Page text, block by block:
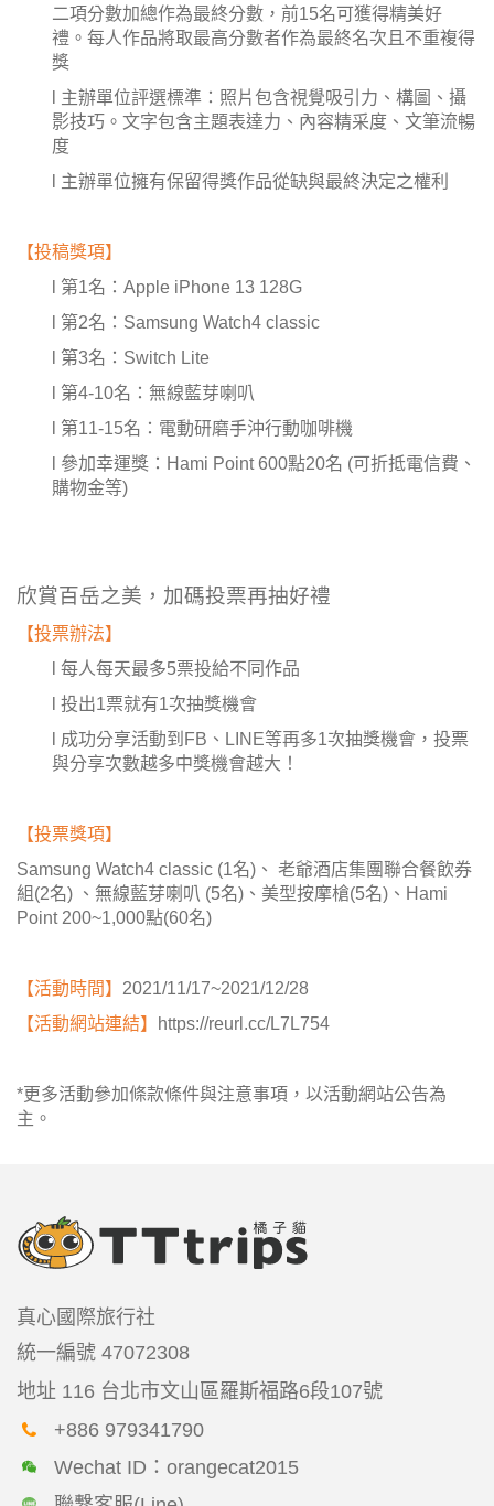
二項分數加總作為最終分數，前15名可獲得精美好
禮。每人作品將取最高分數者作為最終名次且不重複得
獎
l 主辦單位評選標準：照片包含視覺吸引力、構圖、攝
影技巧。文字包含主題表達力、內容精采度、文筆流暢
度
l 主辦單位擁有保留得獎作品從缺與最終決定之權利
【投稿獎項】
l 第1名：Apple iPhone 13 128G
l 第2名：Samsung Watch4 classic
l 第3名：Switch Lite
l 第4-10名：無線藍芽喇叭
l 第11-15名：電動研磨手沖行動咖啡機
l 參加幸運獎：Hami Point 600點20名 (可折抵電信費、
購物金等)
欣賞百岳之美，加碼投票再抽好禮
【投票辦法】
l 每人每天最多5票投給不同作品
l 投出1票就有1次抽獎機會
l 成功分享活動到FB、LINE等再多1次抽獎機會，投票
與分享次數越多中獎機會越大！
【投票獎項】
Samsung Watch4 classic (1名)、 老爺酒店集團聯合餐飲券
組(2名) 、無線藍芽喇叭 (5名)、美型按摩槍(5名)、Hami
Point 200~1,000點(60名)
【活動時間】 2021/11/17~2021/12/28
【活動網站連結】
https://reurl.cc/L7L754
*更多活動參加條款條件與注意事項，以活動網站公告為
主。
真心國際旅行社
統一編號 47072308
地址 116 台北市文山區羅斯福路6段107號
+886 979341790
Wechat ID：orangecat2015